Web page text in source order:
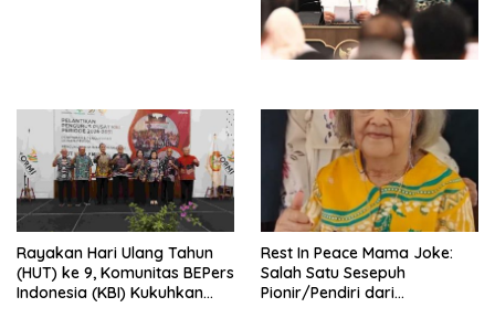
Undang-Undang
Perekonomian Nasional dan
Kesejahteraan Sosial dalam
Rayakan Hari Ulang Tahun
(HUT) ke 9, Komunitas BEPers
Indonesia (KBI) Kukuhkan
Rest In Peace Mama Joke:
Salah Satu Sesepuh
Pionir/Pendiri dari